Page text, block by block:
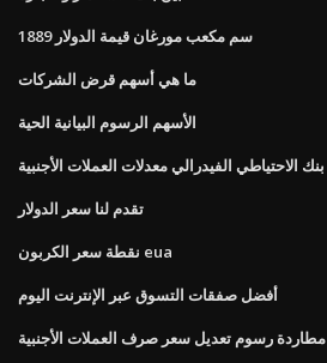
1889 سم مكعب مورغان قيمة الدولار
ما هي أسهم قرض الشركات
الأسهم الرسوم البيانية الحية
بنك الاحتياطي الفيدرالي معدلات العملات الأجنبية
تقدم لنا سعر الدولار
نقطة سعر الكربون eua
أفضل صفقات التسوق عبر الإنترنت اليوم
مطاردة رسوم تعديل سعر صرف العملات الأجنبية